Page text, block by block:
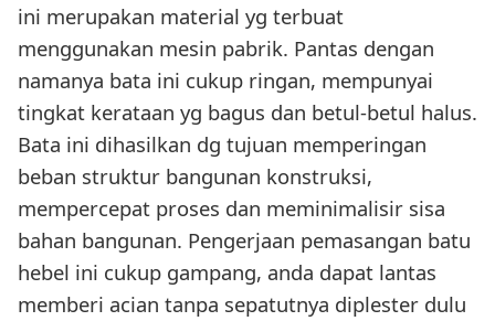
ini merupakan material yg terbuat
menggunakan mesin pabrik. Pantas dengan
namanya bata ini cukup ringan, mempunyai
tingkat kerataan yg bagus dan betul-betul halus.
Bata ini dihasilkan dg tujuan memperingan
beban struktur bangunan konstruksi,
mempercepat proses dan meminimalisir sisa
bahan bangunan. Pengerjaan pemasangan batu
hebel ini cukup gampang, anda dapat lantas
memberi acian tanpa sepatutnya diplester dulu